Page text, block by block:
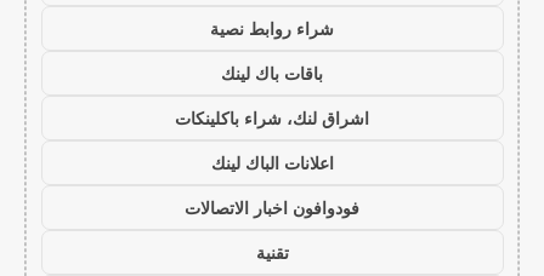
شراء روابط نصية
باقات باك لينك
اشراق لنك، شراء باكلينكات
اعلانات الباك لينك
فودوافون اخبار الاتصالات
تقنية